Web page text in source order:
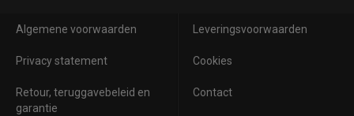
Algemene voorwaarden Leveringsvoorwaarden
Privacy statement Cookies
Retour, teruggavebeleid en
garantie
Contact